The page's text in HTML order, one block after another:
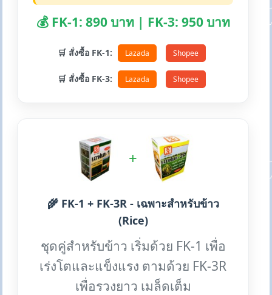
💰 FK-1: 890 บาท | FK-3: 950 บาท
🛒 สั่งซื้อ FK-1: Lazada Shopee
🛒 สั่งซื้อ FK-3: Lazada Shopee
+
🌾 FK-1 + FK-3R - เฉพาะสำหรับข้าว
(Rice)
ชุดคู่สำหรับข้าว เริ่มด้วย FK-1 เพื่อ
เร่งโตและแข็งแรง ตามด้วย FK-3R
เพื่อรวงยาว เมล็ดเต็ม